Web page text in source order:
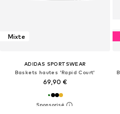
Mixte
ADIDAS SPORTSWEAR
Baskets hautes 'Rapid Court'
69,90 €